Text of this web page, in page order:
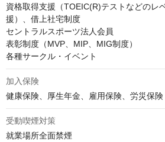
資格取得支援（TOEIC(R)テストなどのレ
援）、借上社宅制度
セントラルスポーツ法人会員
表彰制度（MVP、MIP、MIG制度）
各種サークル・イベント
加入保険
健康保険、厚生年金、雇用保険、労災保険
受動喫煙対策
就業場所全面禁煙